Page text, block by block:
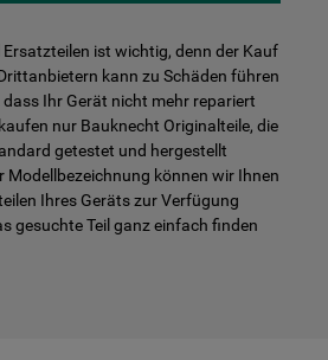
ist wichtig, denn der Kauf
kann zu Schäden führen
Ihr Gerät nicht mehr repariert
nur Bauknecht Originalteile, die
getestet und hergestellt
Modellbezeichnung können wir Ihnen
Ihres Geräts zur Verfügung
gesuchte Teil ganz einfach finden